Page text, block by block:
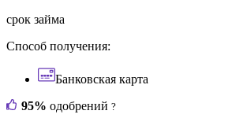
срок займа
Способ получения:
Банковская карта
95% одобрений ?